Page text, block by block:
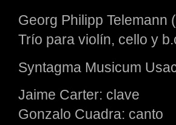
Georg Philipp Telemann
Trío para violín, cello y
Syntagma Musicum
Jaime Carter: clave
Gonzalo Cuadra: canto